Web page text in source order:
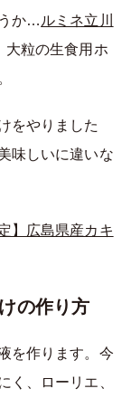
か… ルミネ立川
大粒の生食用ホ
をやりました
味しいに違いな
】広島県産カキ
の作り方
を作ります。今
く、ローリエ、